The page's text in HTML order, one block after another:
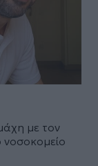
με τον